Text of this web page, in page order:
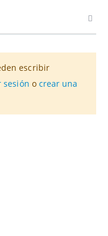
escribir
sesión o crear una